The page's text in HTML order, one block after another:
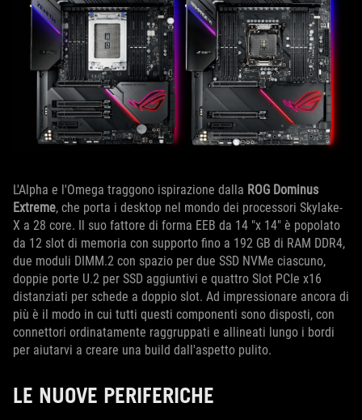
L'Alpha e l'Omega traggono ispirazione dalla ROG Dominus
Extreme, che porta i desktop nel mondo dei processori Skylake-
X a 28 core. Il suo fattore di forma EEB da 14 "x 14" è popolato
da 12 slot di memoria con supporto fino a 192 GB di RAM DDR4,
due moduli DIMM.2 con spazio per due SSD NVMe ciascuno,
doppie porte U.2 per SSD aggiuntivi e quattro Slot PCIe x16
distanziati per schede a doppio slot. Ad impressionare ancora di
più è il modo in cui tutti questi componenti sono disposti, con
connettori ordinatamente raggruppati e allineati lungo i bordi
per aiutarvi a creare una build dall'aspetto pulito.
LE NUOVE PERIFERICHE